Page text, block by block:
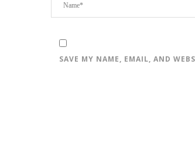
SAVE MY NAME, EMAIL, AND